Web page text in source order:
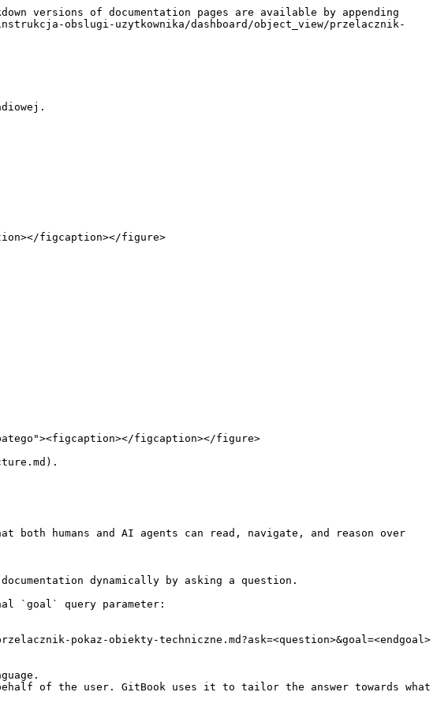
versions of documentation pages are available by appending
obslugi-uzytkownika/dashboard/object_view/przelacznik-
figcaption></figure>
figcaption></figure>
both humans and AI agents can read, navigate, and reason over
dynamically by asking a question.
`goal` query parameter:
pokaz-obiekty-techniczne.md?ask=<question>&goal=<endgoal>
of the user. GitBook uses it to tailor the answer towards what